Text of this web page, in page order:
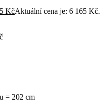
KčAktuální cena je: 6 165 Kč.
= 202 cm